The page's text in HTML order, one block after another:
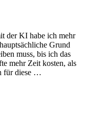
der KI habe ich mehr
Grund
muss, bis ich das
mehr Zeit kosten, als
für diese …